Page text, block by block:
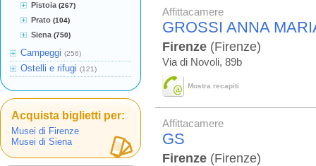
Affittacamere
GROSSI ANNA
Firenze (Firenze)
Via di Novoli, 89b
Mostra recapiti
Affittacamere
GS
Firenze (Firenze)
Pistoia (267)
Prato (104)
Siena (750)
Campeggi (256)
Ostelli e rifugi (121)
Acquista biglietti per:
Musei di Firenze
Musei di Siena